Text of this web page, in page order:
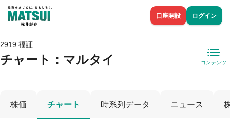
口座開設 ログイン
2919 福証
チャート： マルタイ コンテンツ
株価 チャート 時系列データ ニュース